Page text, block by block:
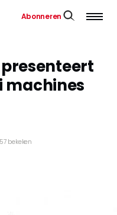
Abonneren
machines
57 bekeken